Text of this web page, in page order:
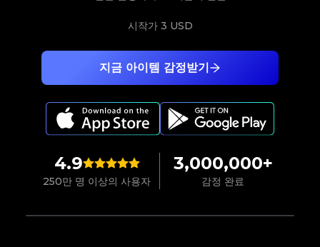
4.9
250만 명 이상의 사용자
3,000,000+
감정 완료
지금 아이템 감정받기
시작가 3 USD